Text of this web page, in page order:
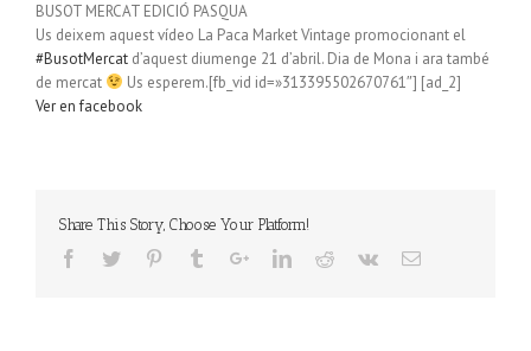
BUSOT MERCAT EDICIÓ PASQUA
Us deixem aquest vídeo La Paca Market Vintage promocionant el
#BusotMercat d’aquest diumenge 21 d’abril. Dia de Mona i ara també
de mercat
Us esperem.[fb_vid id=»313395502670761″] [ad_2]
Ver en facebook
Share This Story, Choose Your Platform!